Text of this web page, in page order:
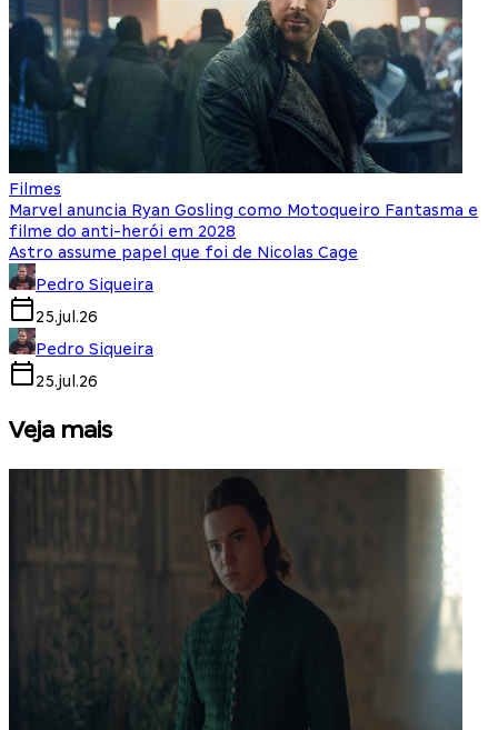
Filmes
Marvel anuncia Ryan Gosling como Motoqueiro Fantasma e
filme do anti-herói em 2028
Astro assume papel que foi de Nicolas Cage
Pedro Siqueira
25.jul.26
Pedro Siqueira
25.jul.26
Veja mais